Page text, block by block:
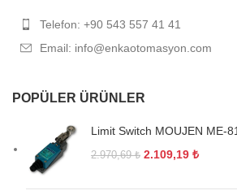
Telefon: +90 543 557 41 41
Email: info@enkaotomasyon.com
POPÜLER ÜRÜNLER
Limit Switch MOUJEN ME-
2.970,69₺ 2.109,19 ₺